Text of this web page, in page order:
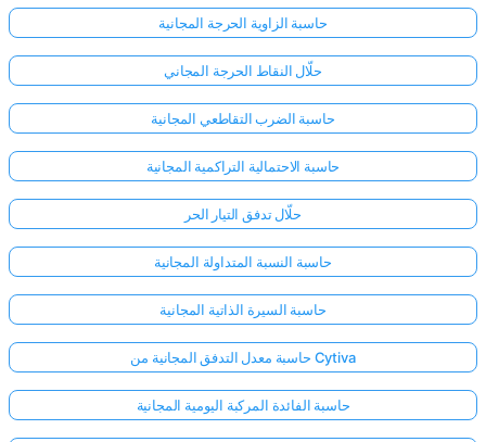
حاسبة الزاوية الحرجة المجانية
حلّال النقاط الحرجة المجاني
حاسبة الضرب التقاطعي المجانية
حاسبة الاحتمالية التراكمية المجانية
حلّال تدفق التيار الحر
حاسبة النسبة المتداولة المجانية
حاسبة السيرة الذاتية المجانية
حاسبة معدل التدفق المجانية من Cytiva
حاسبة الفائدة المركبة اليومية المجانية